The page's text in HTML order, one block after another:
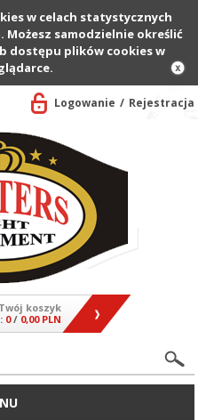
w celach statystycznych
samodzielnie określić
dostępu plików cookies w
Logowanie Rejestracja
Twój koszyk
0/ 0,00 PLN